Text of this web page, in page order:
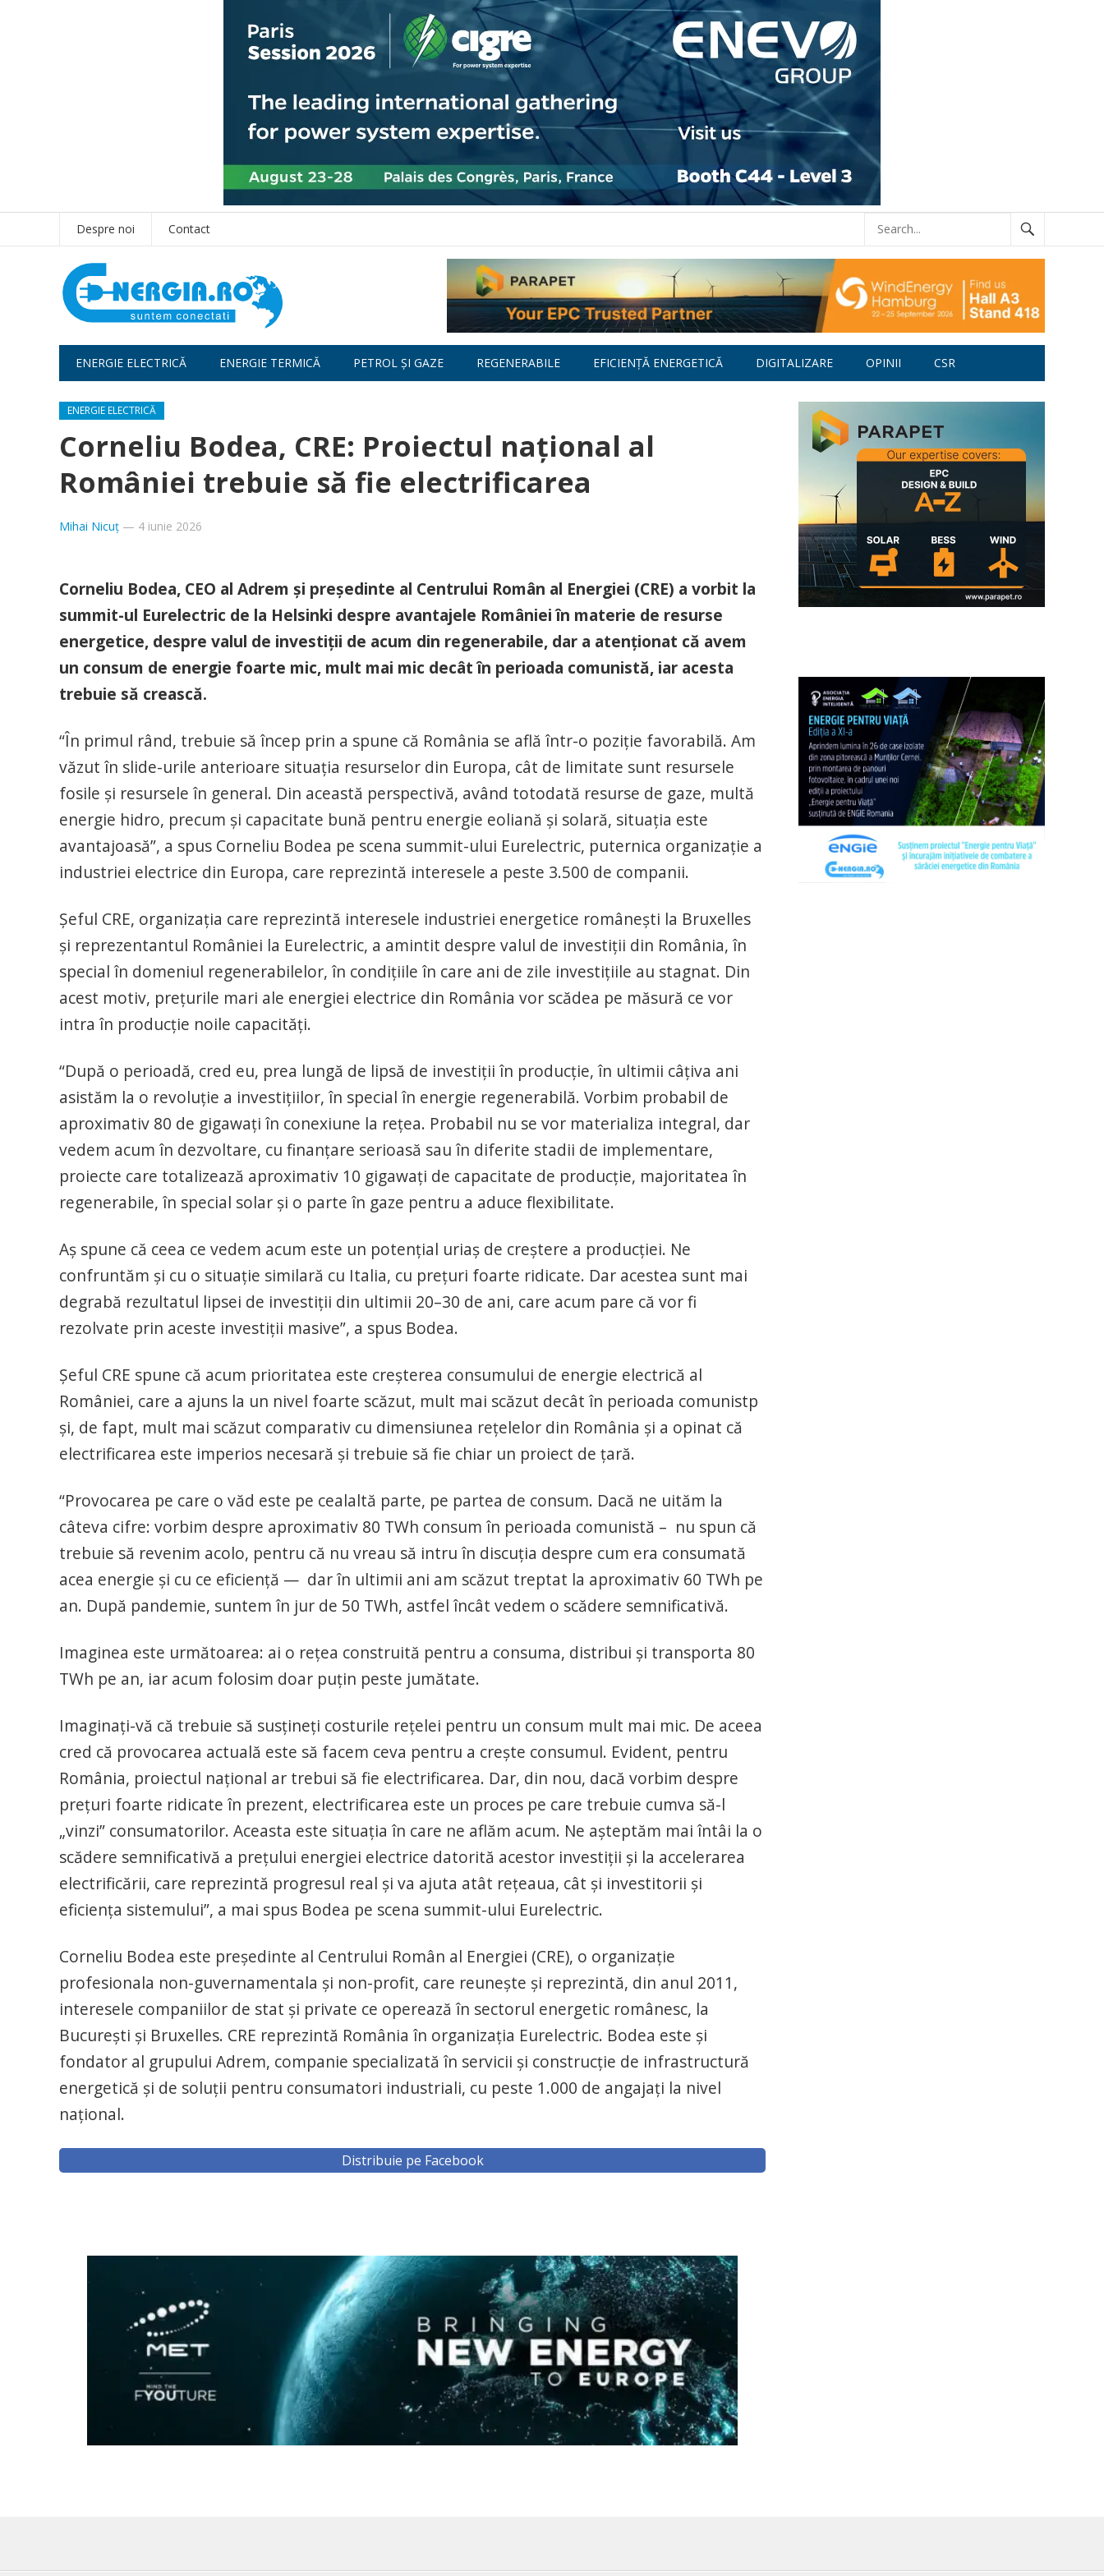
Despre noi Contact
ENERGIE ELECTRICĂ ENERGIE TERMICĂ PETROL ȘI GAZE REGENERABILE EFICIENȚĂ ENERGETICĂ DIGITALIZARE OPINII CSR
ENERGIE ELECTRICĂ
Corneliu Bodea, CRE: Proiectul național al
României trebuie să fie electrificarea
Mihai Nicuț — 4 iunie 2026
Corneliu Bodea, CEO al Adrem și președinte al Centrului Român al Energiei (CRE) a vorbit la
summit-ul Eurelectric de la Helsinki despre avantajele României în materie de resurse
energetice, despre valul de investiții de acum din regenerabile, dar a atenționat că avem
un consum de energie foarte mic, mult mai mic decât în perioada comunistă, iar acesta
trebuie să crească.
“În primul rând, trebuie să încep prin a spune că România se află într-o poziție favorabilă. Am
văzut în slide-urile anterioare situația resurselor din Europa, cât de limitate sunt resursele
fosile și resursele în general. Din această perspectivă, având totodată resurse de gaze, multă
energie hidro, precum și capacitate bună pentru energie eoliană și solară, situația este
avantajoasă”, a spus Corneliu Bodea pe scena summit-ului Eurelectric, puternica organizație a
industriei electrice din Europa, care reprezintă interesele a peste 3.500 de companii.
Șeful CRE, organizația care reprezintă interesele industriei energetice românești la Bruxelles
și reprezentantul României la Eurelectric, a amintit despre valul de investiții din România, în
special în domeniul regenerabilelor, în condițiile în care ani de zile investițiile au stagnat. Din
acest motiv, prețurile mari ale energiei electrice din România vor scădea pe măsură ce vor
intra în producție noile capacități.
“După o perioadă, cred eu, prea lungă de lipsă de investiții în producție, în ultimii câțiva ani
asistăm la o revoluție a investițiilor, în special în energie regenerabilă. Vorbim probabil de
aproximativ 80 de gigawați în conexiune la rețea. Probabil nu se vor materializa integral, dar
vedem acum în dezvoltare, cu finanțare serioasă sau în diferite stadii de implementare,
proiecte care totalizează aproximativ 10 gigawați de capacitate de producție, majoritatea în
regenerabile, în special solar și o parte în gaze pentru a aduce flexibilitate.
Aș spune că ceea ce vedem acum este un potențial uriaș de creștere a producției. Ne
confruntăm și cu o situație similară cu Italia, cu prețuri foarte ridicate. Dar acestea sunt mai
degrabă rezultatul lipsei de investiții din ultimii 20–30 de ani, care acum pare că vor fi
rezolvate prin aceste investiții masive”, a spus Bodea.
Șeful CRE spune că acum prioritatea este creșterea consumului de energie electrică al
României, care a ajuns la un nivel foarte scăzut, mult mai scăzut decât în perioada comunistp
și, de fapt, mult mai scăzut comparativ cu dimensiunea rețelelor din România și a opinat că
electrificarea este imperios necesară și trebuie să fie chiar un proiect de țară.
“Provocarea pe care o văd este pe cealaltă parte, pe partea de consum. Dacă ne uităm la
câteva cifre: vorbim despre aproximativ 80 TWh consum în perioada comunistă – nu spun că
trebuie să revenim acolo, pentru că nu vreau să intru în discuția despre cum era consumată
acea energie și cu ce eficiență — dar în ultimii ani am scăzut treptat la aproximativ 60 TWh pe
an. După pandemie, suntem în jur de 50 TWh, astfel încât vedem o scădere semnificativă.
Imaginea este următoarea: ai o rețea construită pentru a consuma, distribui și transporta 80
TWh pe an, iar acum folosim doar puțin peste jumătate.
Imaginați-vă că trebuie să susțineți costurile rețelei pentru un consum mult mai mic. De aceea
cred că provocarea actuală este să facem ceva pentru a crește consumul. Evident, pentru
România, proiectul național ar trebui să fie electrificarea. Dar, din nou, dacă vorbim despre
prețuri foarte ridicate în prezent, electrificarea este un proces pe care trebuie cumva să-l
„vinzi” consumatorilor. Aceasta este situația în care ne aflăm acum. Ne așteptăm mai întâi la o
scădere semnificativă a prețului energiei electrice datorită acestor investiții și la accelerarea
electrificării, care reprezintă progresul real și va ajuta atât rețeaua, cât și investitorii și
eficiența sistemului”, a mai spus Bodea pe scena summit-ului Eurelectric.
Corneliu Bodea este președinte al Centrului Român al Energiei (CRE), o organizaţie
profesionala non-guvernamentala şi non-profit, care reuneşte şi reprezintă, din anul 2011,
interesele companiilor de stat şi private ce operează în sectorul energetic românesc, la
Bucureşti şi Bruxelles. CRE reprezintă România în organizația Eurelectric. Bodea este și
fondator al grupului Adrem, companie specializată în servicii și construcție de infrastructură
energetică și de soluții pentru consumatori industriali, cu peste 1.000 de angajați la nivel
național.
Distribuie pe Facebook